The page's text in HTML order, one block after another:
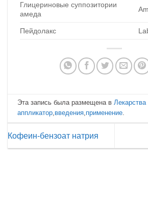
Глицериновые суппозитории
амеда
Пейдолакс
Эта запись была размещена вЛекарства
аппликатор,введения,применение.
Кофеин-бензоат натрия